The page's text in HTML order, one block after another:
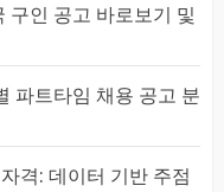
구인 공고 바로보기 및
파트타임 채용 공고 분
격: 데이터 기반 주점